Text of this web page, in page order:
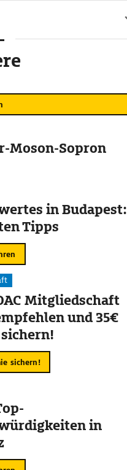
Moson-Sopron
in Budapest:
Tipps
Mitgliedschaft
und 35€
sichern!
in